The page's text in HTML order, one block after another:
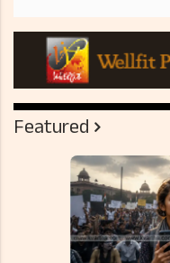
Featured